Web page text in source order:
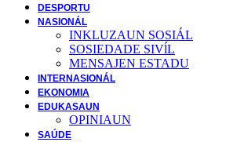
DESPORTU
NASIONÁL
INKLUZAUN SOSIÁL
SOSIEDADE SIVĺL
MENSAJEN ESTADU
INTERNASIONÁL
EKONOMIA
EDUKASAUN
OPINIAUN
SAÚDE